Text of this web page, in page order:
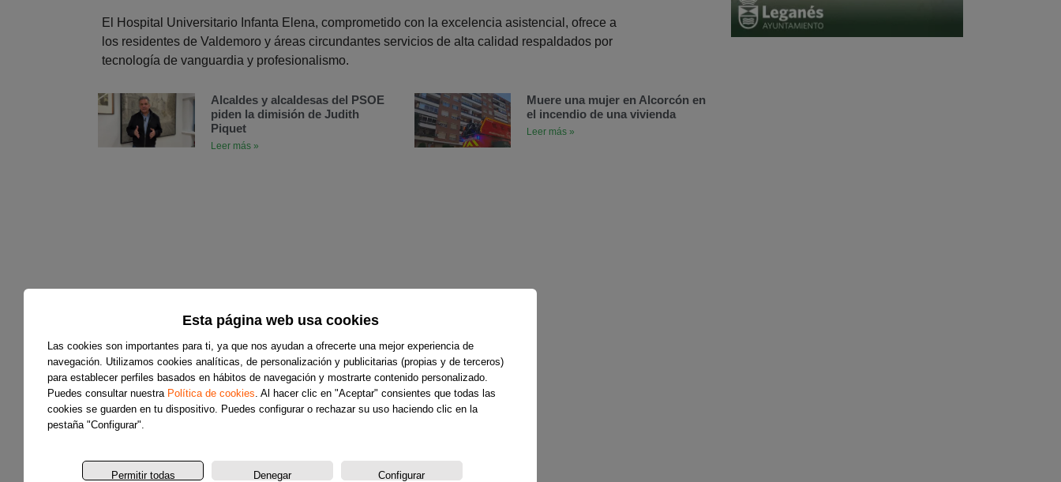
Esta página web usa cookies
Las cookies son importantes para ti, ya que nos ayudan a ofrecerte una mejor experiencia de
navegación. Utilizamos cookies analíticas, de personalización y publicitarias (propias y de terceros)
para establecer perfiles basados en hábitos de navegación y mostrarte contenido personalizado.
Puedes consultar nuestra Política de cookies. Al hacer clic en "Aceptar" consientes que todas las
cookies se guarden en tu dispositivo. Puedes configurar o rechazar su uso haciendo clic en la
pestaña "Configurar".
Permitir todas Denegar Configurar
El Hospital Universitario Infanta Elena, comprometido con la excelencia asistencial, ofrece a
los residentes de Valdemoro y áreas circundantes servicios de alta calidad respaldados por
tecnología de vanguardia y profesionalismo.
Alcaldes y alcaldesas del PSOE
piden la dimisión de Judith
Piquet
Leer más »
Muere una mujer en Alcorcón en
el incendio de una vivienda
Leer más »